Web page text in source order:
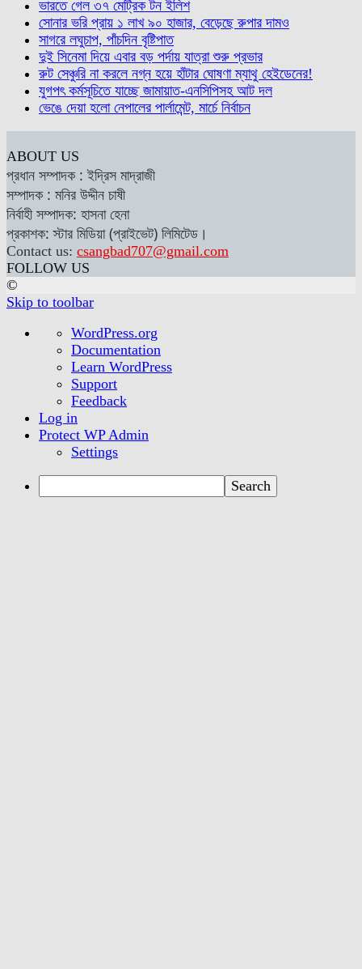
ভারতে গেল ৩৭ মেট্রিক টন ইলিশ
সোনার ভরি প্রায় ১ লাখ ৯০ হাজার, বেড়েছে রুপার দামও
সাগরে লঘুচাপ, পাঁচদিন বৃষ্টিপাত
দুই সিনেমা দিয়ে এবার বড় পর্দায় যাত্রা শুরু প্রভার
রুট সেঞ্চুরি না করলে নগ্ন হয়ে হাঁটার ঘোষণা ম্যাথু হেইডেনের!
যুগপৎ কর্মসূচিতে যাচ্ছে জামায়াত-এনসিপিসহ আট দল
ভেঙে দেয়া হলো নেপালের পার্লামেন্ট, মার্চে নির্বাচন
ABOUT US
প্রধান সম্পাদক : ইদ্রিস মাদ্রাজী
সম্পাদক : মনির উদ্দীন চাষী
নির্বাহী সম্পাদক: হাসনা হেনা
প্রকাশক: স্টার মিডিয়া (প্রাইভেট) লিমিটেড।
Contact us: csangbad707@gmail.com
FOLLOW US
©
Skip to toolbar
About
WordPress
WordPress.org
Documentation
Learn WordPress
Support
Feedback
Log in
Protect WP Admin
Settings
Search